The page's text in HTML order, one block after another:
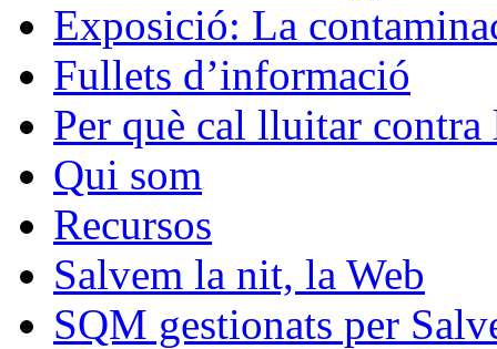
Exposició: La
Fullets d’informació
Per què cal lluitar
Qui som
Recursos
Salvem la nit, la Web
SQM gestionats per